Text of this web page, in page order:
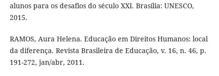
alunos para os desafios do século XXI. Brasília: UNESCO,
2015.
RAMOS, Aura Helena. Educação em Direitos Humanos: local
da diferença. Revista Brasileira de Educação, v. 16, n. 46, p.
191-272, jan/abr, 2011.